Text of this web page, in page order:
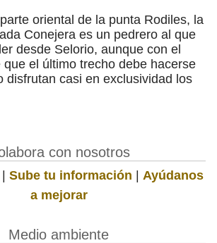
oriental de la punta Rodiles, la
Conejera es un pedrero al que
desde Selorio, aunque con el
que el último trecho debe hacerse
disfrutan casi en exclusividad los
con nosotros
| Sube tu información | Ayúdanos
a mejorar
Medio ambiente